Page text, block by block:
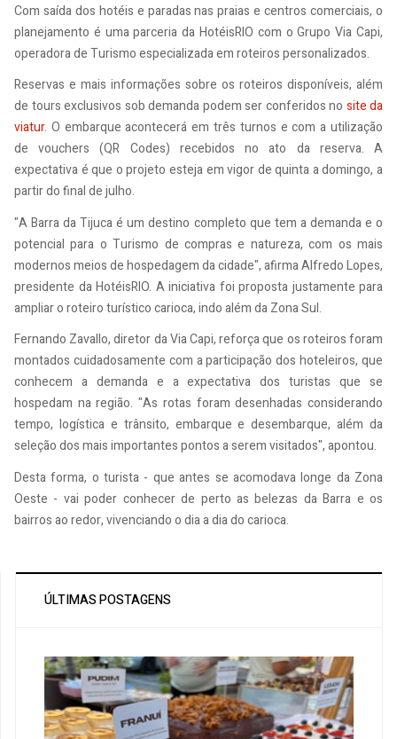
Com saída dos hotéis e paradas nas praias e centros comerciais, o
planejamento é uma parceria da HotéisRIO com o Grupo Via Capi,
operadora de Turismo especializada em roteiros personalizados.
Reservas e mais informações sobre os roteiros disponíveis, além
de tours exclusivos sob demanda podem ser conferidos no site da
viatur. O embarque acontecerá em três turnos e com a utilização
de vouchers (QR Codes) recebidos no ato da reserva. A
expectativa é que o projeto esteja em vigor de quinta a domingo, a
partir do final de julho.
"A Barra da Tijuca é um destino completo que tem a demanda e o
potencial para o Turismo de compras e natureza, com os mais
modernos meios de hospedagem da cidade", afirma Alfredo Lopes,
presidente da HotéisRIO. A iniciativa foi proposta justamente para
ampliar o roteiro turístico carioca, indo além da Zona Sul.
Fernando Zavallo, diretor da Via Capi, reforça que os roteiros foram
montados cuidadosamente com a participação dos hoteleiros, que
conhecem a demanda e a expectativa dos turistas que se
hospedam na região. "As rotas foram desenhadas considerando
tempo, logística e trânsito, embarque e desembarque, além da
seleção dos mais importantes pontos a serem visitados", apontou.
Desta forma, o turista - que antes se acomodava longe da Zona
Oeste - vai poder conhecer de perto as belezas da Barra e os
bairros ao redor, vivenciando o dia a dia do carioca.
ÚLTIMAS POSTAGENS